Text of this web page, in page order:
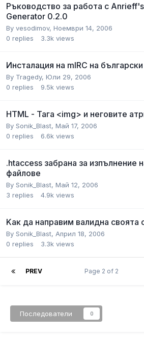
Ръководство за работа с
Generator 0.2.0
By vesodimov, Ноември 14, 2006
0 replies 3.3k views
Инсталация на mIRC на български
By Tragedy, Юли 29, 2006
0 replies 9.5k views
HTML - Тага <img> и неговите
By Sonik_Blast, Май 17, 2006
0 replies 6.6k views
.htaccess забрана за изпълнение
файлове
By Sonik_Blast, Май 12, 2006
3 replies 4.9k views
Kaк да направим валидна своята
By Sonik_Blast, Април 18, 2006
0 replies 3.3k views
PREV Page 2 of 2
Последователи 0